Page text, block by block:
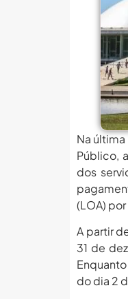
Na
Público,
dos
(LOA)
A partir
31 de
do dia 2